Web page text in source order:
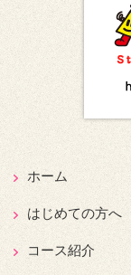
ホーム
はじめての方へ
コース紹介